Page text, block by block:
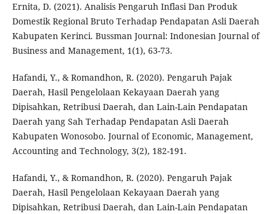
Ernita, D. (2021). Analisis Pengaruh Inflasi Dan Produk
Domestik Regional Bruto Terhadap Pendapatan Asli Daerah
Kabupaten Kerinci. Bussman Journal: Indonesian Journal of
Business and Management, 1(1), 63-73.
Hafandi, Y., & Romandhon, R. (2020). Pengaruh Pajak
Daerah, Hasil Pengelolaan Kekayaan Daerah yang
Dipisahkan, Retribusi Daerah, dan Lain-Lain Pendapatan
Daerah yang Sah Terhadap Pendapatan Asli Daerah
Kabupaten Wonosobo. Journal of Economic, Management,
Accounting and Technology, 3(2), 182-191.
Hafandi, Y., & Romandhon, R. (2020). Pengaruh Pajak
Daerah, Hasil Pengelolaan Kekayaan Daerah yang
Dipisahkan, Retribusi Daerah, dan Lain-Lain Pendapatan